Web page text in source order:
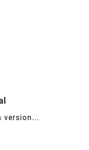
version...